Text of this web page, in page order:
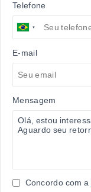
Telefone
E-mail
Mensagem
Concordo com a